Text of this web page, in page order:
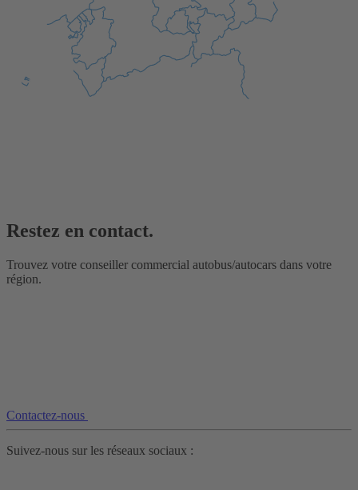
Restez en contact.
Trouvez votre conseiller commercial autobus/autocars dans votre
région.
Contactez-nous
Suivez-nous sur les réseaux sociaux :